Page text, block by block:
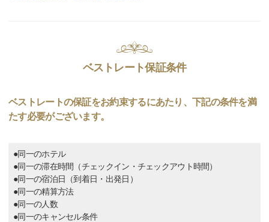
ベストレート保証条件
ベストレートの保証をお約束するにあたり、下記の条件を満
たす必要がございます。
●同一のホテル
●同一の滞在時間（チェックイン・チェックアウト時間）
●同一の宿泊日（到着日・出発日）
●同一の精算方法
●同一の人数
●同一のキャンセル条件